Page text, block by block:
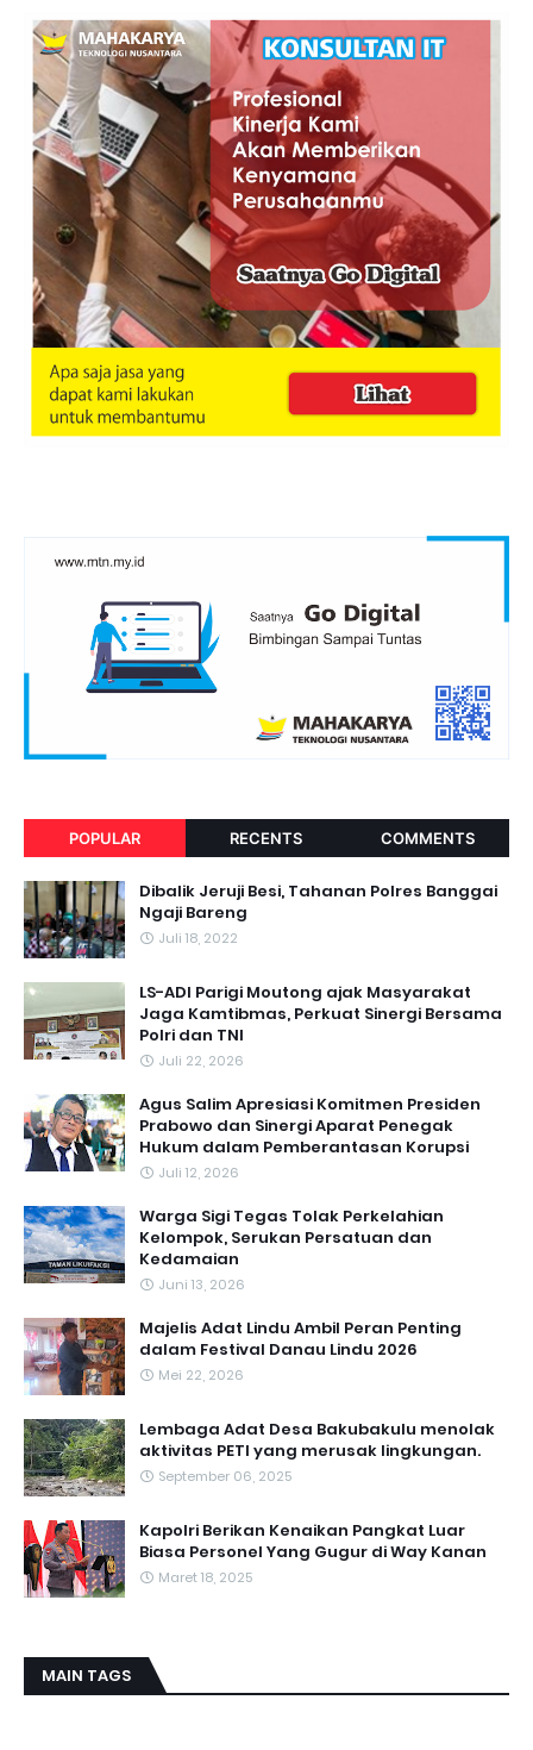
POPULAR RECENTS COMMENTS
Dibalik Jeruji Besi, Tahanan Polres Banggai
Ngaji Bareng
Juli 18, 2022
LS-ADI Parigi Moutong ajak Masyarakat
Jaga Kamtibmas, Perkuat Sinergi Bersama
Polri dan TNI
Juli 22, 2026
Agus Salim Apresiasi Komitmen Presiden
Prabowo dan Sinergi Aparat Penegak
Hukum dalam Pemberantasan Korupsi
Juli 12, 2026
Warga Sigi Tegas Tolak Perkelahian
Kelompok, Serukan Persatuan dan
Kedamaian
Juni 13, 2026
Majelis Adat Lindu Ambil Peran Penting
dalam Festival Danau Lindu 2026
Mei 22, 2026
Lembaga Adat Desa Bakubakulu menolak
aktivitas PETI yang merusak lingkungan.
September 06, 2025
Kapolri Berikan Kenaikan Pangkat Luar
Biasa Personel Yang Gugur di Way Kanan
Maret 18, 2025
MAIN TAGS